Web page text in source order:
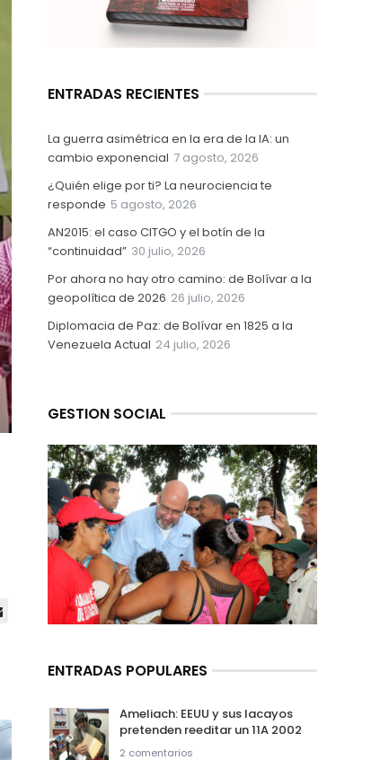
ENTRADAS RECIENTES
La guerra asimétrica en la era de la IA: un
cambio exponencial 7 agosto, 2026
¿Quién elige por ti? La neurociencia te
responde 5 agosto, 2026
AN2015: el caso CITGO y el botín de la
“continuidad” 30 julio, 2026
Por ahora no hay otro camino: de Bolívar a la
geopolítica de 2026 26 julio, 2026
Diplomacia de Paz: de Bolívar en 1825 a la
Venezuela Actual 24 julio, 2026
GESTION SOCIAL
ENTRADAS POPULARES
Ameliach: EEUU y sus lacayos
pretenden reeditar un 11A 2002
2 comentarios